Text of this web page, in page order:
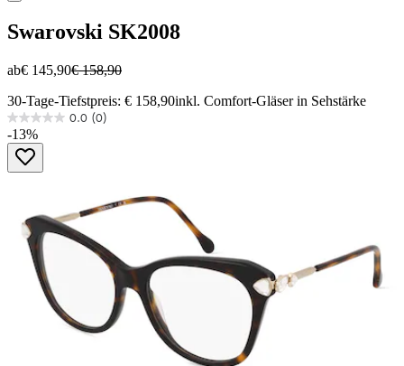
Swarovski SK2008
ab€ 145,90€ 158,90
30-Tage-Tiefstpreis: € 158,90inkl. Comfort-Gläser in Sehstärke
0.0 (0)
0.0
von
Sternen.
-13%